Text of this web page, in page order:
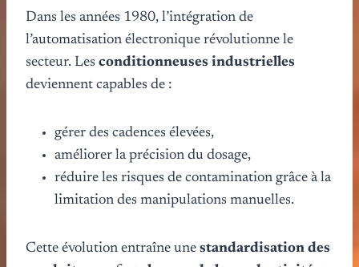
Dans les années 1980, l’intégration de
l’automatisation électronique révolutionne le
secteur. Les conditionneuses industrielles
deviennent capables de :
gérer des cadences élevées,
améliorer la précision du dosage,
réduire les risques de contamination grâce à la
limitation des manipulations manuelles.
Cette évolution entraîne une standardisation des